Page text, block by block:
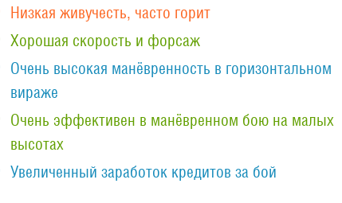
Низкая живучесть, часто горит
Хорошая скорость и форсаж
Очень высокая манёвренность в горизонтальном
вираже
Очень эффективен в манёвренном бою на малых
высотах
Увеличенный заработок кредитов за бой